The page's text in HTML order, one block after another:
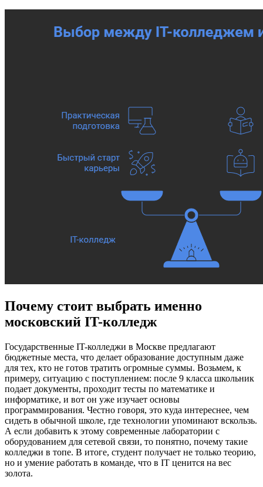
Почему стоит выбрать именно
московский IT-колледж
Государственные IT-колледжи в Москве предлагают
бюджетные места, что делает образование доступным даже
для тех, кто не готов тратить огромные суммы. Возьмем, к
примеру, ситуацию с поступлением: после 9 класса школьник
подает документы, проходит тесты по математике и
информатике, и вот он уже изучает основы
программирования. Честно говоря, это куда интереснее, чем
сидеть в обычной школе, где технологии упоминают вскользь.
А если добавить к этому современные лаборатории с
оборудованием для сетевой связи, то понятно, почему такие
колледжи в топе. В итоге, студент получает не только теорию,
но и умение работать в команде, что в IT ценится на вес
золота.